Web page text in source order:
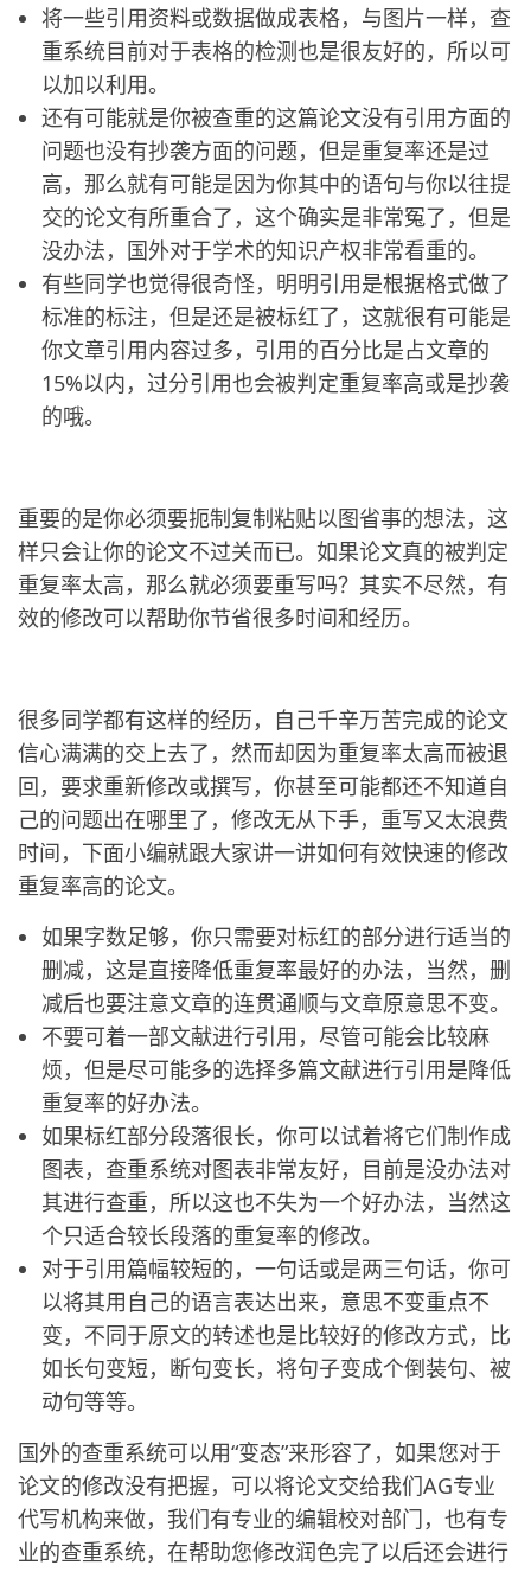
将一些引用资料或数据做成表格，与图片一样，查
重系统目前对于表格的检测也是很友好的，所以可
以加以利用。
还有可能就是你被查重的这篇论文没有引用方面的
问题也没有抄袭方面的问题，但是重复率还是过
高，那么就有可能是因为你其中的语句与你以往提
交的论文有所重合了，这个确实是非常冤了，但是
没办法，国外对于学术的知识产权非常看重的。
有些同学也觉得很奇怪，明明引用是根据格式做了
标准的标注，但是还是被标红了，这就很有可能是
你文章引用内容过多，引用的百分比是占文章的
15%以内，过分引用也会被判定重复率高或是抄袭
的哦。
重要的是你必须要扼制复制粘贴以图省事的想法，这
样只会让你的论文不过关而已。如果论文真的被判定
重复率太高，那么就必须要重写吗？其实不尽然，有
效的修改可以帮助你节省很多时间和经历。
很多同学都有这样的经历，自己千辛万苦完成的论文
信心满满的交上去了，然而却因为重复率太高而被退
回，要求重新修改或撰写，你甚至可能都还不知道自
己的问题出在哪里了，修改无从下手，重写又太浪费
时间，下面小编就跟大家讲一讲如何有效快速的修改
重复率高的论文。
如果字数足够，你只需要对标红的部分进行适当的
删减，这是直接降低重复率最好的办法，当然，删
减后也要注意文章的连贯通顺与文章原意思不变。
不要可着一部文献进行引用，尽管可能会比较麻
烦，但是尽可能多的选择多篇文献进行引用是降低
重复率的好办法。
如果标红部分段落很长，你可以试着将它们制作成
图表，查重系统对图表非常友好，目前是没办法对
其进行查重，所以这也不失为一个好办法，当然这
个只适合较长段落的重复率的修改。
对于引用篇幅较短的，一句话或是两三句话，你可
以将其用自己的语言表达出来，意思不变重点不
变，不同于原文的转述也是比较好的修改方式，比
如长句变短，断句变长，将句子变成个倒装句、被
动句等等。
国外的查重系统可以用“变态”来形容了，如果您对于
论文的修改没有把握，可以将论文交给我们AG专业
代写机构来做，我们有专业的编辑校对部门，也有专
业的查重系统，在帮助您修改润色完了以后还会进行